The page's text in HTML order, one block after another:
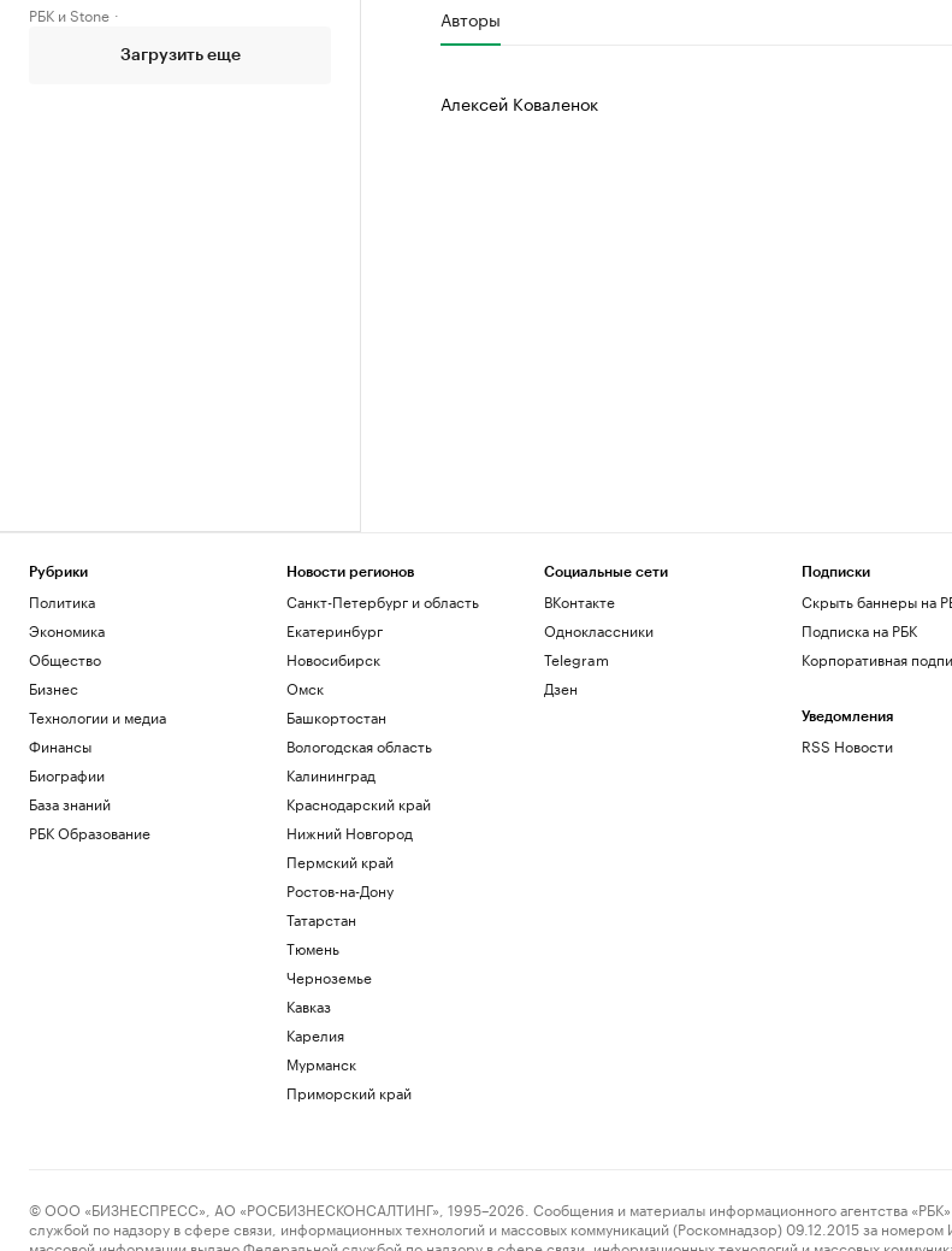
РБК и Stone
Загрузить еще
Авторы
Алексей Коваленок
Рубрики
Политика
Экономика
Общество
Бизнес
Технологии и медиа
Финансы
Биографии
База знаний
РБК Образование
Новости регионов
Санкт-Петербург и область
Екатеринбург
Новосибирск
Омск
Башкортостан
Вологодская область
Калининград
Краснодарский край
Нижний Новгород
Пермский край
Ростов-на-Дону
Татарстан
Тюмень
Черноземье
Кавказ
Карелия
Мурманск
Приморский край
Социальные сети
ВКонтакте
Одноклассники
Telegram
Дзен
Подписки
Скрыть баннеры на
Подписка на РБК
Корпоративная
Уведомления
RSS Новости
© ООО «БИЗНЕСПРЕСС», АО «РОСБИЗНЕСКОНСАЛТИНГ», 1995–2026. Сообщения и материалы информационного агентства «РБК»
службой по надзору в сфере связи, информационных технологий и массовых коммуникаций (Роскомнадзор) 09.12.2015 за